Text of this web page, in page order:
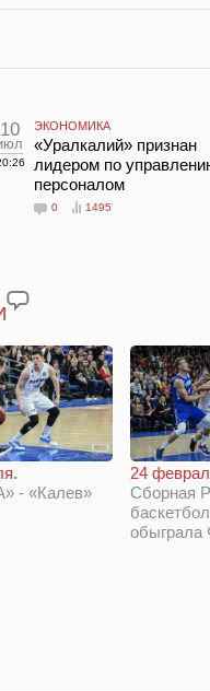
10 ЭКОНОМИКА
«Уралкалий» признан
лидером по
персоналом
0 1495
- «Калев»
24
Сборная
обыграла